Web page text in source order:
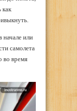
как
начале или
самолета
во время